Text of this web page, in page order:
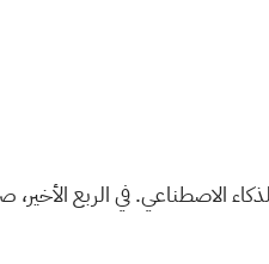
الاصطناعي. في الربع